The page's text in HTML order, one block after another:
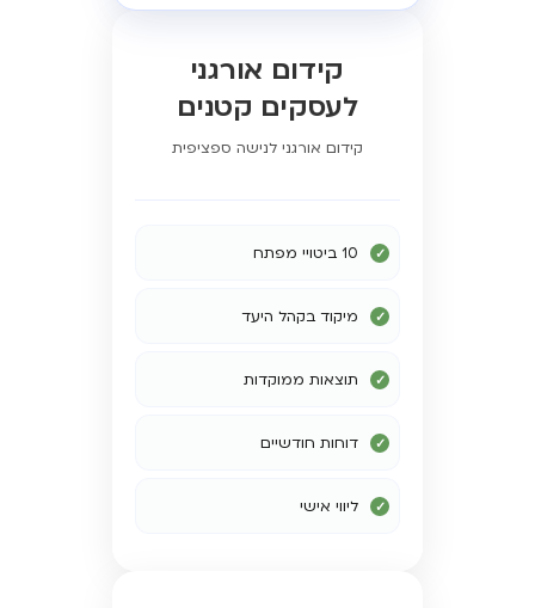
קידום אורגני
לעסקים קטנים
קידום אורגני לנישה ספציפית
10 ביטויי מפתח
מיקוד בקהל היעד
תוצאות ממוקדות
דוחות חודשיים
ליווי אישי